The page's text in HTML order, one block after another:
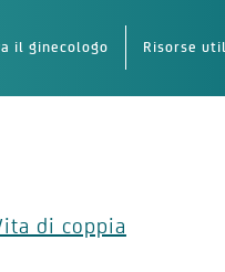
il ginecologo Risorse
di coppia